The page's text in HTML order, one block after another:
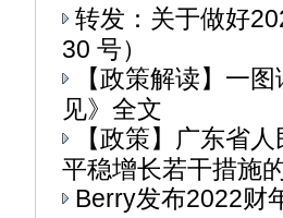
转发：关于做好
30 号）
【政策解读】一
见》全文
【政策】广东省
平稳增长若干措施
Berry发布2022财